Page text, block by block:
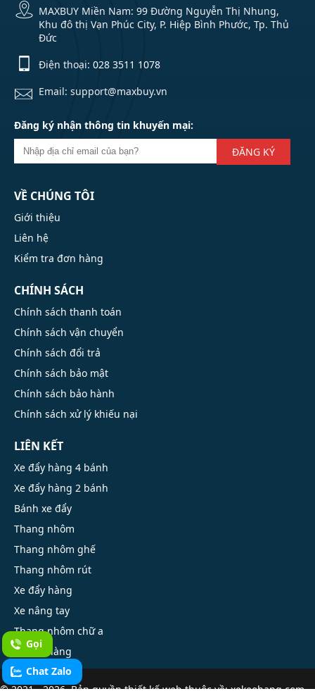
MAXBUY Miền Nam: 99 Đường Nguyễn Thị Nhung,
Khu đô thị Vạn Phúc City, P. Hiệp Bình Phước, Tp. Thủ
Đức
Điện thoại: 028 3511 1078
Email: support@maxbuy.vn
Đăng ký nhận thông tin khuyến mại:
ĐĂNG KÝ
VỀ CHÚNG TÔI
Giới thiệu
Liên hệ
Kiểm tra đơn hàng
CHÍNH SÁCH
Chính sách thanh toán
Chính sách vận chuyển
Chính sách đổi trả
Chính sách bảo mật
Chính sách bảo hành
Chính sách xử lý khiếu nại
LIÊN KẾT
Xe đẩy hàng 4 bánh
Xe đẩy hàng 2 bánh
Bánh xe đẩy
Thang nhôm
Thang nhôm ghế
Thang nhôm rút
Xe đẩy hàng
Xe nâng tay
Thang nhôm chữ a
Xe kéo hàng
© 2021 - 2026. Bản quyềnthiết kế webthuộc về: xekeohang.com.
Gọi
Chat Zalo